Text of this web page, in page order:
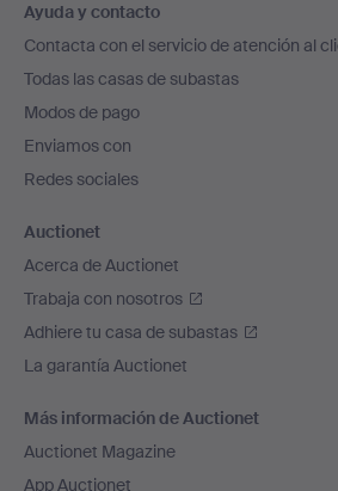
en
el
pie
de
página
Ayuda y contacto
Contacta con el servicio de atención al
Todas las casas de subastas
Modos de pago
Enviamos con
Redes sociales
Auctionet
Acerca de Auctionet
Trabaja con nosotros
Adhiere tu casa de subastas
La garantía Auctionet
Más información de Auctionet
Auctionet Magazine
App Auctionet